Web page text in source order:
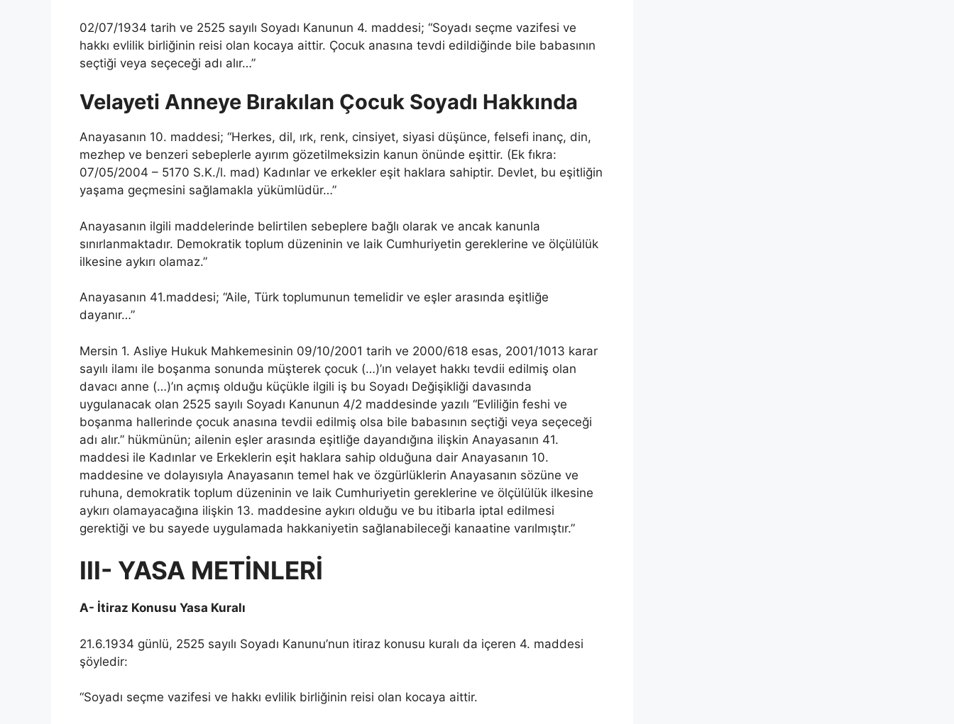
02/07/1934 tarih ve 2525 sayılı Soyadı Kanunun 4. maddesi; “Soyadı seçme vazifesi ve
hakkı evlilik birliğinin reisi olan kocaya aittir. Çocuk anasına tevdi edildiğinde bile babasının
seçtiği veya seçeceği adı alır…”
Velayeti Anneye Bırakılan Çocuk Soyadı Hakkında
Anayasanın 10. maddesi; “Herkes, dil, ırk, renk, cinsiyet, siyasi düşünce, felsefi inanç, din,
mezhep ve benzeri sebeplerle ayırım gözetilmeksizin kanun önünde eşittir. (Ek fıkra:
07/05/2004 – 5170 S.K./l. mad) Kadınlar ve erkekler eşit haklara sahiptir. Devlet, bu eşitliğin
yaşama geçmesini sağlamakla yükümlüdür…”
Anayasanın ilgili maddelerinde belirtilen sebeplere bağlı olarak ve ancak kanunla
sınırlanmaktadır. Demokratik toplum düzeninin ve laik Cumhuriyetin gereklerine ve ölçülülük
ilkesine aykırı olamaz.”
Anayasanın 41.maddesi; “Aile, Türk toplumunun temelidir ve eşler arasında eşitliğe
dayanır…”
Mersin 1. Asliye Hukuk Mahkemesinin 09/10/2001 tarih ve 2000/618 esas, 2001/1013 karar
sayılı ilamı ile boşanma sonunda müşterek çocuk (…)’ın velayet hakkı tevdii edilmiş olan
davacı anne (…)’ın açmış olduğu küçükle ilgili iş bu Soyadı Değişikliği davasında
uygulanacak olan 2525 sayılı Soyadı Kanunun 4/2 maddesinde yazılı “Evliliğin feshi ve
boşanma hallerinde çocuk anasına tevdii edilmiş olsa bile babasının seçtiği veya seçeceği
adı alır.” hükmünün; ailenin eşler arasında eşitliğe dayandığına ilişkin Anayasanın 41.
maddesi ile Kadınlar ve Erkeklerin eşit haklara sahip olduğuna dair Anayasanın 10.
maddesine ve dolayısıyla Anayasanın temel hak ve özgürlüklerin Anayasanın sözüne ve
ruhuna, demokratik toplum düzeninin ve laik Cumhuriyetin gereklerine ve ölçülülük ilkesine
aykırı olamayacağına ilişkin 13. maddesine aykırı olduğu ve bu itibarla iptal edilmesi
gerektiği ve bu sayede uygulamada hakkaniyetin sağlanabileceği kanaatine varılmıştır.”
III- YASA METİNLERİ
A- İtiraz Konusu Yasa Kuralı
21.6.1934 günlü, 2525 sayılı Soyadı Kanunu’nun itiraz konusu kuralı da içeren 4. maddesi
şöyledir:
“Soyadı seçme vazifesi ve hakkı evlilik birliğinin reisi olan kocaya aittir.